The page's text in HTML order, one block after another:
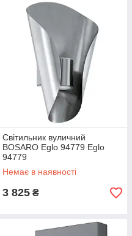
Світильник вуличний
BOSARO Eglo 94779 Eglo
94779
Немає в наявності
3 825 ₴